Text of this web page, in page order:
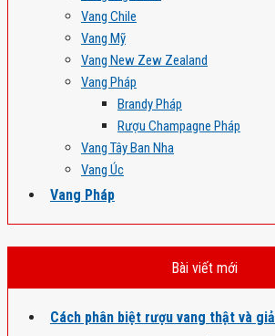
Vang Chile
Vang Mỹ
Vang New Zew Zealand
Vang Pháp
Brandy Pháp
Rượu Champagne Pháp
Vang Tây Ban Nha
Vang Úc
Vang Pháp
Bài viết mới
Cách phân biệt rượu vang thật và giả